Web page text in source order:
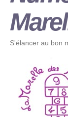
S'élancer au bon